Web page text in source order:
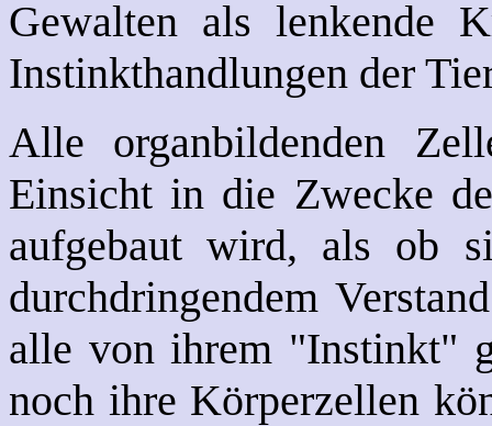
Gewalten als lenkende
Instinkthandlungen der
Alle organbildenden
Einsicht in die Zwecke
aufgebaut wird, als ob
durchdringendem
alle von ihrem "Instinkt"
noch ihre Körperzellen